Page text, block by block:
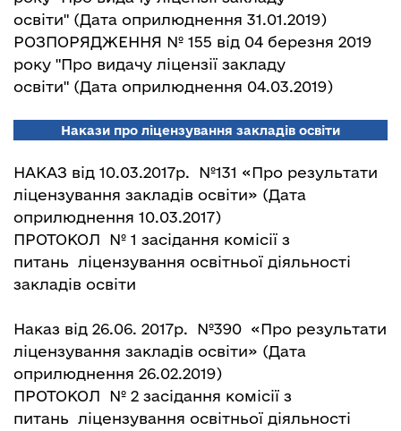
освіти" (Дата оприлюднення 31.01.2019)
РОЗПОРЯДЖЕННЯ № 155 від 04 березня 2019
року "Про видачу ліцензії закладу
освіти" (Дата оприлюднення 04.03.2019)
Накази про ліцензування закладів освіти
НАКАЗ від 10.03.2017р. №131 «Про результати
ліцензування закладів освіти» (Дата
оприлюднення 10.03.2017)
ПРОТОКОЛ № 1 засідання комісії з
питань ліцензування освітньої діяльності
закладів освіти
Наказ від 26.06. 2017р. №390 «Про результати
ліцензування закладів освіти» (Дата
оприлюднення 26.02.2019)
ПРОТОКОЛ № 2 засідання комісії з
питань ліцензування освітньої діяльності